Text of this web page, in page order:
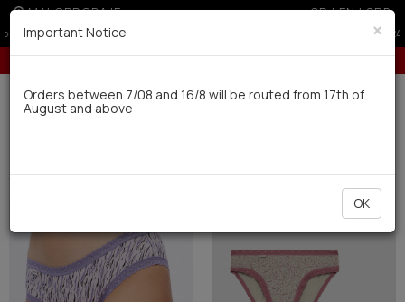
MALOPRODAJE GR|EN|SRB
10% popusta za porudžbine preko 24.000 dinara
Dostava u roku od 10 radnih dana
Filter
SORTIRATI
×
Important Notice
Orders between 7/08 and 16/8 will be routed from 17th of
August and above
OK